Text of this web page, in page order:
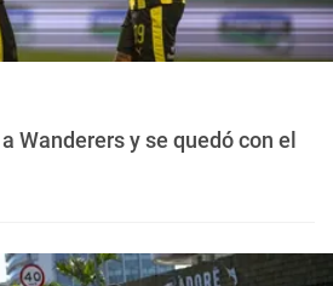
Wanderers y se quedó con el